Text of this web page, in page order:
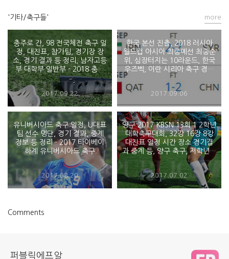
'기타/축구들'
충주로 간, 98 전국체전 축구 일
정, 대진표, 참가팀, 경기장 장
소, 경기 결과 등 정리, 남자고등
부 대학부 일반부 - 2018 충북
제 98회 전국체전
2017.09.22
한국 본선 진출, 2018 러시아
월드컵 아시아 최종예선 최종순
위, 심장터지는 10라운드, 한국
우즈벡, 이란 시리아 축구 경기
결과, 아시아 A조 4위 싸움 결
과? 피파의 실수
2017.09.06
유니버시아드 축구 일정, U대표
팀 선수 명단, 경기 결과, 중계
정보 등 정리 - 2017 타이베이
하계 유니버시아드 축구
2017.08.20
양구 2017 KBSN 13회 1 2학년
대학축구대회, 32강 16강 8강
대진표 일정 시간 장소 경기결
과 중계 등, 양구 축구, 저학년대
회
2017.07.02
more
Comments
퍼블릭에프알